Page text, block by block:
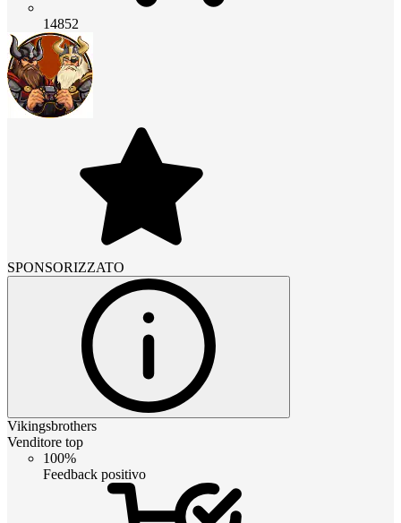
14852
SPONSORIZZATO
Vikingsbrothers
Venditore top
100%
Feedback positivo